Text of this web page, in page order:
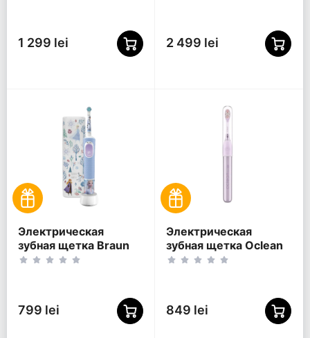
1 299 lei 2 499 lei
Электрическая
зубная щетка Braun
Oral-B Vitality PRO
799 lei
Электрическая
зубная щетка Oclean
Ease Pro,
849 lei